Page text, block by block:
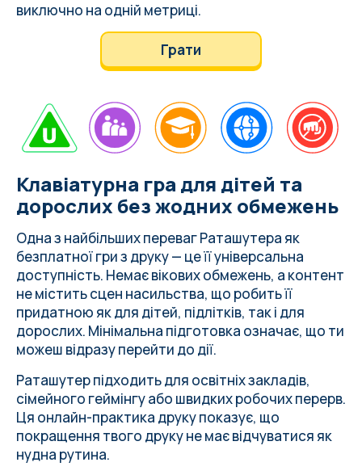
виключно на одній метриці.
Грати
Клавіатурна гра для дітей та
дорослих без жодних обмежень
Одна з найбільших переваг Раташутера як
безплатної гри з друку — це її універсальна
доступність. Немає вікових обмежень, а контент
не містить сцен насильства, що робить її
придатною як для дітей, підлітків, так і для
дорослих. Мінімальна підготовка означає, що ти
можеш відразу перейти до дії.
Раташутер підходить для освітніх закладів,
сімейного геймінгу або швидких робочих перерв.
Ця онлайн-практика друку показує, що
покращення твого друку не має відчуватися як
нудна рутина.